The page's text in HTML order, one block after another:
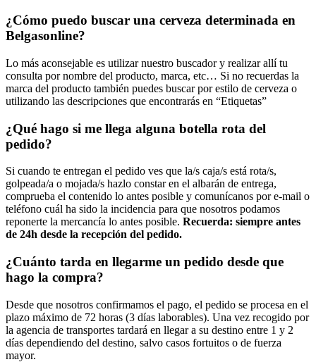
¿Cómo puedo buscar una cerveza determinada en
Belgasonline?
Lo más aconsejable es utilizar nuestro buscador y realizar allí tu
consulta por nombre del producto, marca, etc… Si no recuerdas la
marca del producto también puedes buscar por estilo de cerveza o
utilizando las descripciones que encontrarás en “Etiquetas”
¿Qué hago si me llega alguna botella rota del
pedido?
Si cuando te entregan el pedido ves que la/s caja/s está rota/s,
golpeada/a o mojada/s hazlo constar en el albarán de entrega,
comprueba el contenido lo antes posible y comunícanos por e-mail o
teléfono cuál ha sido la incidencia para que nosotros podamos
reponerte la mercancía lo antes posible. Recuerda: siempre antes
de 24h desde la recepción del pedido.
¿Cuánto tarda en llegarme un pedido desde que
hago la compra?
Desde que nosotros confirmamos el pago, el pedido se procesa en el
plazo máximo de 72 horas (3 días laborables). Una vez recogido por
la agencia de transportes tardará en llegar a su destino entre 1 y 2
días dependiendo del destino, salvo casos fortuitos o de fuerza
mayor.